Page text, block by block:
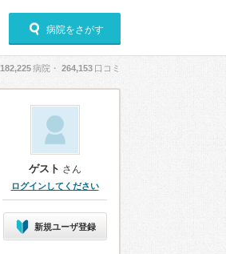
病院をさがす
182,225病院・ 264,153 口コミ
ゲスト さん
ログインしてください
新規ユーザ登録